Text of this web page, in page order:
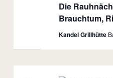
Die
Brauchtum,
Kandel Grillhütte